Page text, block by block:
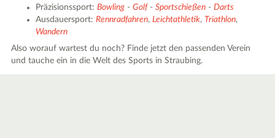
Präzisionssport:Bowling -Golf-Sportschießen -Darts
Ausdauersport:Rennradfahren,Leichtathletik,Triathlon,
Wandern
Also worauf wartest du noch? Finde jetzt den passenden Verein
und tauche ein in die Welt des Sports in Straubing.